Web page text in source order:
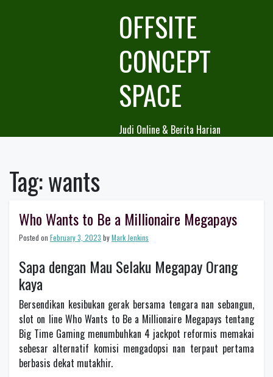
OFFSITE
CONCEPT
SPACE
Judi Online & Berita Harian
Tag:wants
Who Wants to Be a Millionaire Megapays
Posted on February 3, 2023 byMark Jenkins
Sapa dengan Mau Selaku Megapay Orang
kaya
Bersendikan kesibukan gerak bersama tengara nan sebangun,
slot on line Who Wants to Be a Millionaire Megapays tentang
Big Time Gaming menumbuhkan 4 jackpot reformis memakai
sebesar alternatif komisi mengadopsi nan terpaut pertama
berbasis dekat mutakhir.